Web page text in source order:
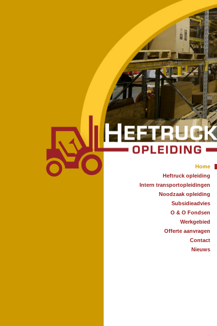
Home
Heftruck opleiding
Intern transportopleidingen
Noodzaak opleiding
Subsidieadvies
O & O Fondsen
Werkgebied
Offerte aanvragen
Contact
Nieuws